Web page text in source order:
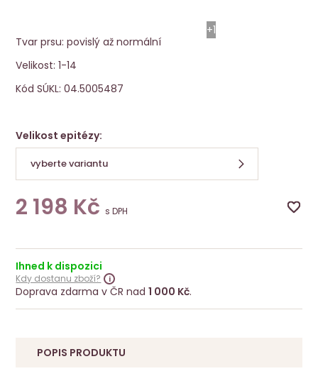
+1
Prsní epitéza do plavek Aqua Wave
Tvar prsu: povislý až normální
Velikost: 1-14
Kód SÚKL: 04.5005487
Velikost epitézy:
vyberte variantu
2 198 Kčs DPH
Ihned k dispozici
Kdy dostanu zboží?
Doprava zdarma v ČR nad1 000 Kč.
POPIS PRODUKTU